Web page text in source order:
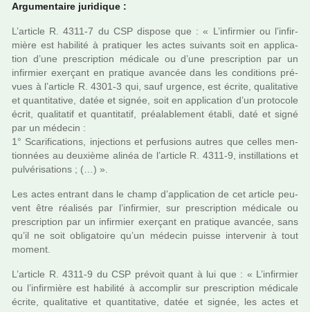
Argumentaire juri­di­que :
L’arti­cle R. 4311-7 du CSP dis­pose que : « L’infir­mier ou l’infir­
mière est habi­lité à pra­ti­quer les actes sui­vants soit en appli­ca­
tion d’une pres­crip­tion médi­cale ou d’une pres­crip­tion par un
infir­mier exer­çant en pra­ti­que avan­cée dans les condi­tions pré­
vues à l’arti­cle R. 4301-3 qui, sauf urgence, est écrite, qua­li­ta­tive
et quan­ti­ta­tive, datée et signée, soit en appli­ca­tion d’un pro­to­cole
écrit, qua­li­ta­tif et quan­ti­ta­tif, préa­la­ble­ment établi, daté et signé
par un méde­cin :
1° Scarifications, injec­tions et per­fu­sions autres que celles men­
tion­nées au deuxième alinéa de l’arti­cle R. 4311-9, ins­til­la­tions et
pul­vé­ri­sa­tions ; (…) ».
Les actes entrant dans le champ d’appli­ca­tion de cet arti­cle peu­
vent être réa­li­sés par l’infir­mier, sur pres­crip­tion médi­cale ou
pres­crip­tion par un infir­mier exer­çant en pra­ti­que avan­cée, sans
qu’il ne soit obli­ga­toire qu’un méde­cin puisse inter­ve­nir à tout
moment.
L’arti­cle R. 4311-9 du CSP pré­voit quant à lui que : « L’infir­mier
ou l’infir­mière est habi­lité à accom­plir sur pres­crip­tion médi­cale
écrite, qua­li­ta­tive et quan­ti­ta­tive, datée et signée, les actes et